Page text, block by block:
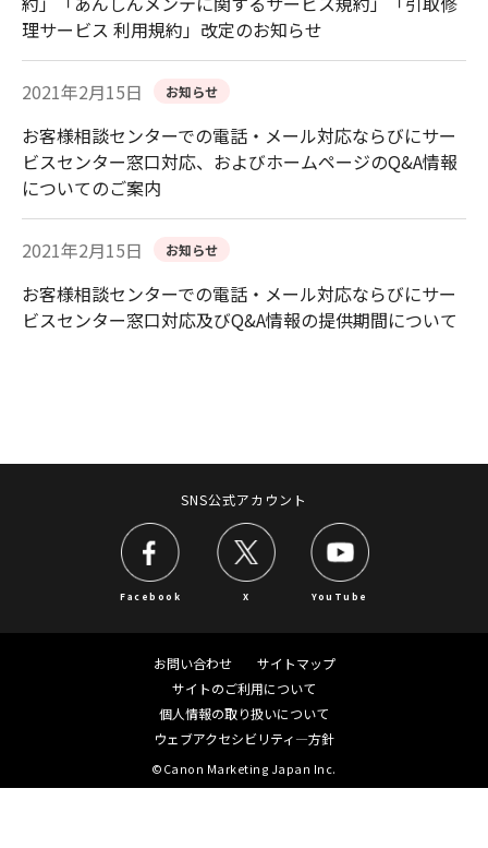
理サービス 利用規約」改定のお知らせ
2021年2月15日 お知らせ
お客様相談センターでの電話・メール対応ならびにサー
ビスセンター窓口対応、およびホームページのQ&A情報
についてのご案内
2021年2月15日 お知らせ
お客様相談センターでの電話・メール対応ならびにサー
ビスセンター窓口対応及びQ&A情報の提供期間について
SNS公式アカウント
Facebook X YouTube
お問い合わせ
サイトマップ
サイトのご利用について
個人情報の取り扱いについて
ウェブアクセシビリティ―方針
©Canon Marketing Japan Inc.